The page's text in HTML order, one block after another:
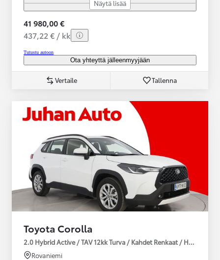
Näytä lisää
41 980,00 €
437,22 € / kk
Tutustu autoon
Ota yhteyttä jälleenmyyjään
Vertaile Tallenna
Toyota Corolla
2.0 Hybrid Active / TAV 12kk Turva / Kahdet Renkaat /
Rovaniemi